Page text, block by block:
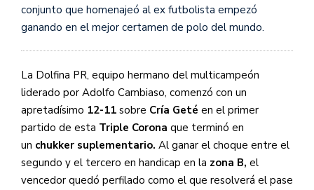
conjunto que homenajeó al ex futbolista empezó
ganando en el mejor certamen de polo del mundo.
La Dolfina PR, equipo hermano del multicampeón
liderado por Adolfo Cambiaso, comenzó con un
apretadísimo 12-11 sobre Cría Geté en el primer
partido de esta Triple Corona que terminó en
un chukker suplementario. Al ganar el choque entre el
segundo y el tercero en handicap en la zona B, el
vencedor quedó perfilado como el que resolverá el pase